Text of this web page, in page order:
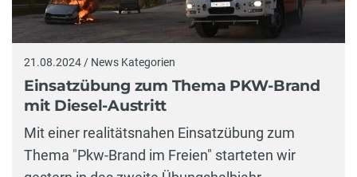
21.08.2024 / News Kategorien
Einsatzübung zum Thema PKW-Brand
mit Diesel-Austritt
Mit einer realitätsnahen Einsatzübung zum
Thema "Pkw-Brand im Freien" starteten wir